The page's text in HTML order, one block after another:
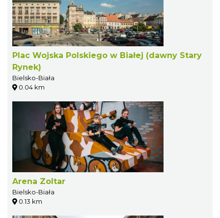
Plac Wojska Polskiego w Białej (dawny Stary
Rynek)
Bielsko-Biała
0.04 km
Arena Zoltar
Bielsko-Biała
0.13 km